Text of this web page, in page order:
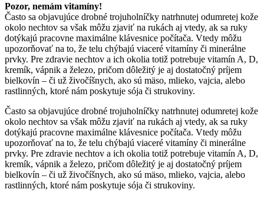
Pozor, nemám vitamíny!
Často sa objavujúce drobné trojuholníčky natrhnutej odumretej kože
okolo nechtov sa však môžu zjaviť na rukách aj vtedy, ak sa ruky
dotýkajú pracovne maximálne klávesnice počítača. Vtedy môžu
upozorňovať na to, že telu chýbajú viaceré vitamíny či minerálne
prvky. Pre zdravie nechtov a ich okolia totiž potrebuje vitamín A, D,
kremík, vápnik a železo, pričom dôležitý je aj dostatočný príjem
bielkovín – či už živočíšnych, ako sú mäso, mlieko, vajcia, alebo
rastlinných, ktoré nám poskytuje sója či strukoviny.
Často sa objavujúce drobné trojuholníčky natrhnutej odumretej kože
okolo nechtov sa však môžu zjaviť na rukách aj vtedy, ak sa ruky
dotýkajú pracovne maximálne klávesnice počítača. Vtedy môžu
upozorňovať na to, že telu chýbajú viaceré vitamíny či minerálne
prvky. Pre zdravie nechtov a ich okolia totiž potrebuje vitamín A, D,
kremík, vápnik a železo, pričom dôležitý je aj dostatočný príjem
bielkovín – či už živočíšnych, ako sú mäso, mlieko, vajcia, alebo
rastlinných, ktoré nám poskytuje sója či strukoviny.